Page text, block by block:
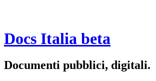
Docs Italia beta
Documenti pubblici, digitali.